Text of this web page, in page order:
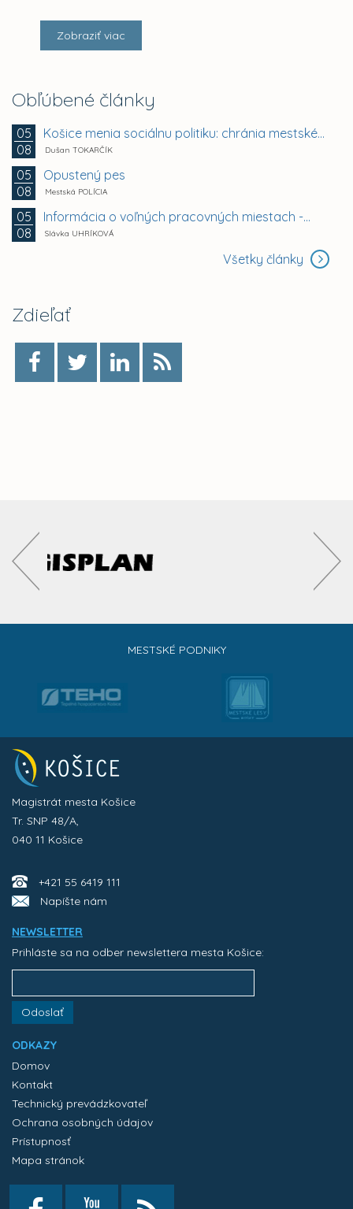
Zobraziť viac
Obľúbené články
05
08
Košice menia sociálnu politiku: chránia mestské byty...
Dušan TOKARČÍK
05
08
Opustený pes
Mestská POLÍCIA
05
08
Informácia o voľných pracovných miestach -...
Slávka UHRÍKOVÁ
Všetky články
Zdieľať
MESTSKÉ PODNIKY
Magistrát mesta Košice
Tr. SNP 48/A,
040 11 Košice
+421 55 6419 111
Napíšte nám
NEWSLETTER
Prihláste sa na odber newslettera mesta Košice:
Odoslať
ODKAZY
Domov
Kontakt
Technický prevádzkovateľ
Ochrana osobných údajov
Prístupnosť
Mapa stránok